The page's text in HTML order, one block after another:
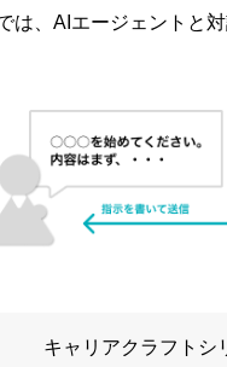
は、AIエージェントと
キャリアクラフトシ